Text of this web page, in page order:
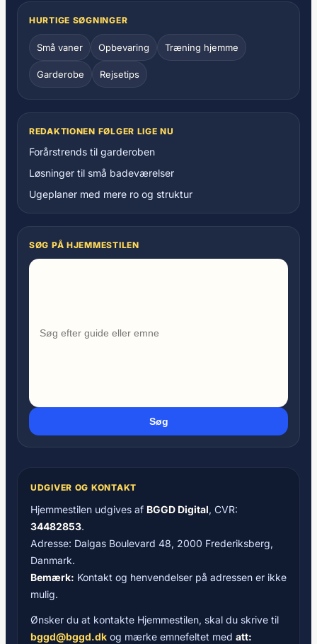
HURTIGE SØGNINGER
Små vaner Opbevaring Træning hjemme
Garderobe Rejsetips
REDAKTIONEN FØLGER LIGE NU
Forårstrends til garderoben
Løsninger til små badeværelser
Ugeplaner med mere ro og struktur
SØG PÅ HJEMMESTILEN
Søg
UDGIVER OG KONTAKT
Hjemmestilen udgives af BGGD Digital, CVR:
34482853.
Adresse: Dalgas Boulevard 48, 2000 Frederiksberg,
Danmark.
Bemærk: Kontakt og henvendelser på adressen er ikke
mulig.
Ønsker du at kontakte Hjemmestilen, skal du skrive til
bggd@bggd.dk og mærke emnefeltet med att: